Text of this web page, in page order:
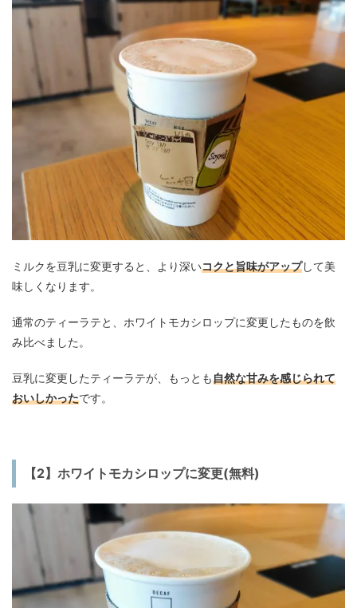
ミルクを豆乳に変更すると、より深いコクと旨味がアップして美
味しくなります。
通常のティーラテと、ホワイトモカシロップに変更したものを飲
み比べました。
豆乳に変更したティーラテが、もっとも自然な甘みを感じられて
おいしかったです。
【2】ホワイトモカシロップに変更(無料)